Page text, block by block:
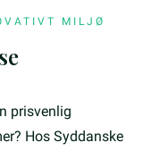
MILJØ
prisvenlig
Hos Syddanske